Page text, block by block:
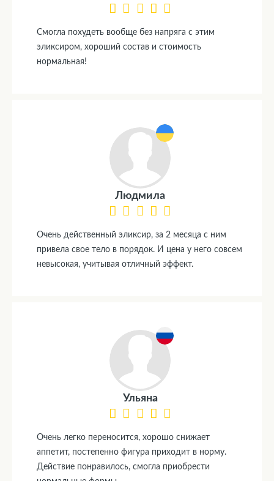
Смогла похудеть вообще без напряга с этим
эликсиром, хороший состав и стоимость
нормальная!
Людмила
Очень действенный эликсир, за 2 месяца с ним
привела свое тело в порядок. И цена у него совсем
невысокая, учитывая отличный эффект.
Ульяна
Очень легко переносится, хорошо снижает
аппетит, постепенно фигура приходит в норму.
Действие понравилось, смогла приобрести